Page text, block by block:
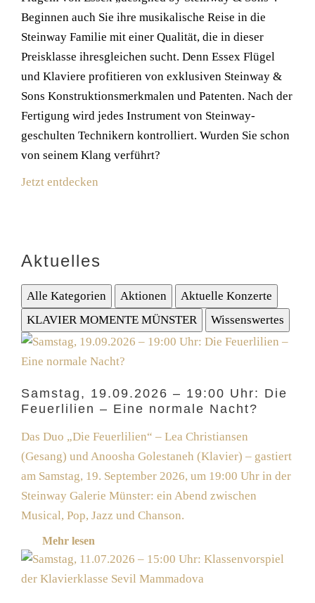
Beginnen auch Sie ihre musikalische Reise in die
Steinway Familie mit einer Qualität, die in dieser
Preisklasse ihresgleichen sucht. Denn Essex Flügel
und Klaviere profitieren von exklusiven Steinway &
Sons Konstruktionsmerkmalen und Patenten. Nach der
Fertigung wird jedes Instrument von Steinway-
geschulten Technikern kontrolliert. Wurden Sie schon
von seinem Klang verführt?
Jetzt entdecken
Aktuelles
Alle Kategorien Aktionen
Aktuelle Konzerte
KLAVIER MOMENTE MÜNSTER
Wissenswertes
Samstag, 19.09.2026 – 19:00 Uhr: Die
Feuerlilien – Eine normale Nacht?
Das Duo „Die Feuerlilien“ – Lea Christiansen
(Gesang) und Anoosha Golestaneh (Klavier) – gastiert
am Samstag, 19. September 2026, um 19:00 Uhr in der
Steinway Galerie Münster: ein Abend zwischen
Musical, Pop, Jazz und Chanson.
Mehr lesen